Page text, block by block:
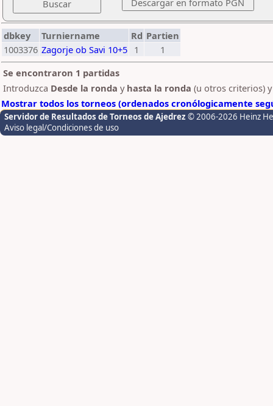
dbkey Turniername Rd Partien
1003376 Zagorje ob Savi 10+5 1
1
Se encontraron 1 partidas
Introduzca Desde la ronda y hasta la ronda (u otros criterios)
Mostrar todos los torneos (ordenados cronólogicamente
Servidor de Resultados de Torneos de Ajedrez © 2006-2026 Heinz
Aviso legal/Condiciones de uso